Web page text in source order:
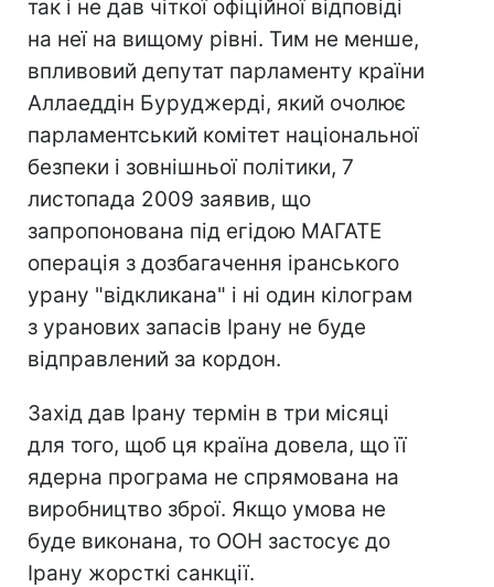
так і не дав чіткої офіційної відповіді
на неї на вищому рівні. Тим не менше,
впливовий депутат парламенту країни
Аллаеддін Буруджерді, який очолює
парламентський комітет національної
безпеки і зовнішньої політики, 7
листопада 2009 заявив, що
запропонована під егідою МАГАТЕ
операція з дозбагачення іранського
урану "відкликана" і ні один кілограм
з уранових запасів Ірану не буде
відправлений за кордон.
Захід дав Ірану термін в три місяці
для того, щоб ця країна довела, що її
ядерна програма не спрямована на
виробництво зброї. Якщо умова не
буде виконана, то ООН застосує до
Ірану жорсткі санкції.